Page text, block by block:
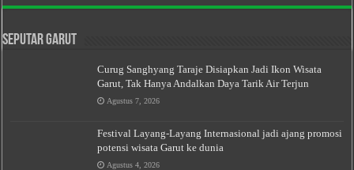
Seputar Garut
Curug Sanghyang Taraje Disiapkan Jadi Ikon Wisata
Garut, Tak Hanya Andalkan Daya Tarik Air Terjun
Agustus 7, 2026
Festival Layang-Layang Internasional jadi ajang promosi
potensi wisata Garut ke dunia
Agustus 4, 2026